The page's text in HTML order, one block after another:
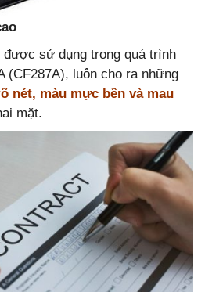
được sử dụng trong quá trình
(CF287A), luôn cho ra những
nét, màu mực bền và mau
mặt.